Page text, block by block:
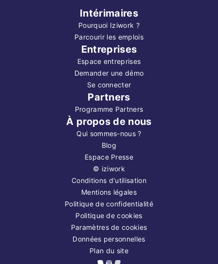
Intérimaires
Pourquoi Iziwork ?
Parcourir les emplois
Entreprises
Espace entreprises
Demander une démo
Se connecter
Partners
Programme Partners
À propos de nous
Qui sommes-nous ?
Blog
Espace Presse
© iziwork
Conditions d'utilisation
Mentions légales
Politique de confidentialité
Politique de cookies
Paramètres de cookies
Données personnelles
Plan du site